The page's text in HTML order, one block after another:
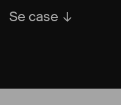
Se case